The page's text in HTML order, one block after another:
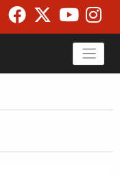
navegación